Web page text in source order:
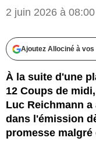
2 juin 2026 à 08:00
Ajoutez Allociné à
À la suite d'une
12 Coups de
Luc Reichmann
dans l'émission
promesse